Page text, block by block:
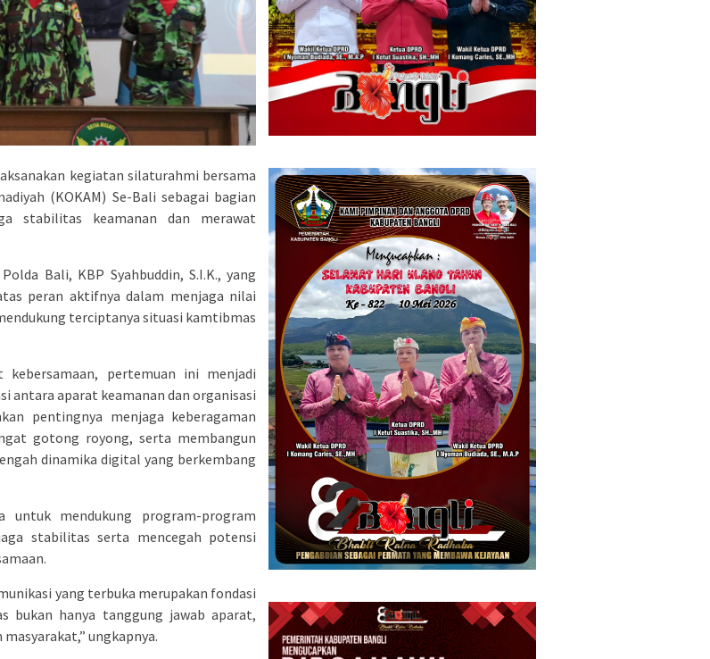
kegiatan silaturahmi bersama
(KOKAM) Se-Bali sebagai bagian
stabilitas keamanan dan merawat
Bali, KBP Syahbuddin, S.I.K., yang
peran aktifnya dalam menjaga nilai
terciptanya situasi kamtibmas
kebersamaan, pertemuan ini menjadi
aparat keamanan dan organisasi
pentingnya menjaga keberagaman
gotong royong, serta membangun
dinamika digital yang berkembang
untuk mendukung program-program
stabilitas serta mencegah potensi
yang terbuka merupakan fondasi
bukan hanya tanggung jawab aparat,
ungkapnya.